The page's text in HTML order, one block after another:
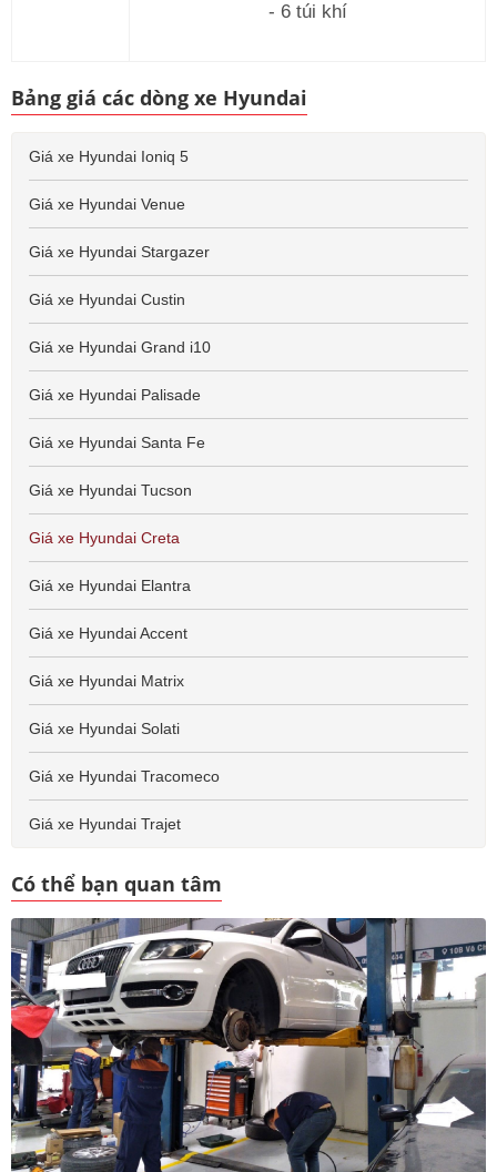
- 6 túi khí
Bảng giá các dòng xe Hyundai
Giá xe Hyundai Ioniq 5
Giá xe Hyundai Venue
Giá xe Hyundai Stargazer
Giá xe Hyundai Custin
Giá xe Hyundai Grand i10
Giá xe Hyundai Palisade
Giá xe Hyundai Santa Fe
Giá xe Hyundai Tucson
Giá xe Hyundai Creta
Giá xe Hyundai Elantra
Giá xe Hyundai Accent
Giá xe Hyundai Matrix
Giá xe Hyundai Solati
Giá xe Hyundai Tracomeco
Giá xe Hyundai Trajet
Có thể bạn quan tâm